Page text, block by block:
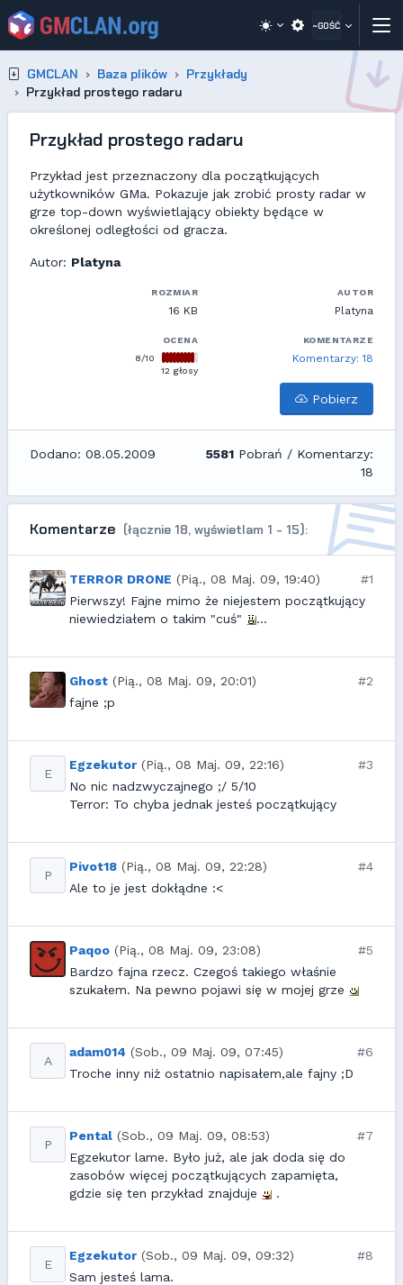
~GOŚĆ
GMCLAN Baza plików
Przykłady
Przykład prostego radaru
Przykład prostego radaru
Przykład jest przeznaczony dla początkujących
użytkowników GMa. Pokazuje jak zrobić prosty radar w
grze top-down wyświetlający obiekty będące w
określonej odległości od gracza.
Autor: Platyna
ROZMIAR
16 KB
AUTOR
Platyna
OCENA
8/10
12 głosy
KOMENTARZE
Komentarzy: 18
Pobierz
Dodano: 08.05.2009 5581 Pobrań / Komentarzy:
18
Komentarze (łącznie 18, wyświetlam 1 - 15):
TERROR DRONE (Pią., 08 Maj. 09, 19:40)
#1
Pierwszy! Fajne mimo że niejestem początkujący
niewiedziałem o takim "cuś"
...
Ghost (Pią., 08 Maj. 09, 20:01)
#2
fajne ;p
E
Egzekutor (Pią., 08 Maj. 09, 22:16)
#3
No nic nadzwyczajnego ;/ 5/10
Terror: To chyba jednak jesteś początkujący
P
Pivot18 (Pią., 08 Maj. 09, 22:28)
#4
Ale to je jest dokłądne :<
Paqoo (Pią., 08 Maj. 09, 23:08)
#5
Bardzo fajna rzecz. Czegoś takiego właśnie
szukałem. Na pewno pojawi się w mojej grze
A
adam014 (Sob., 09 Maj. 09, 07:45)
#6
Troche inny niż ostatnio napisałem,ale fajny ;D
P
Pental (Sob., 09 Maj. 09, 08:53)
#7
Egzekutor lame. Było już, ale jak doda się do
zasobów więcej początkujących zapamięta,
gdzie się ten przykład znajduje
.
E
Egzekutor (Sob., 09 Maj. 09, 09:32)
#8
Sam jesteś lama.